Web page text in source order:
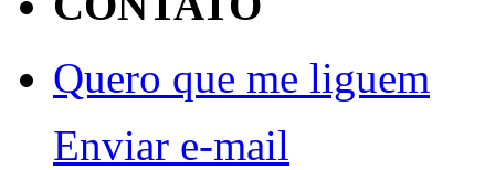
Quero que me liguem
Enviar e-mail